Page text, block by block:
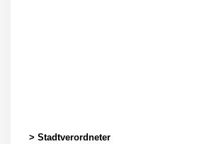
> Stadtverordneter